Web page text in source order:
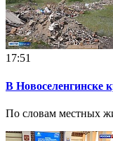
17:51
В Новоселенгинске
По словам местных